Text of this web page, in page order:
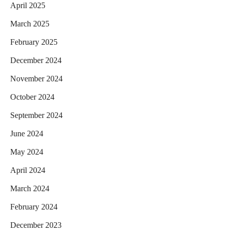
April 2025
March 2025
February 2025
December 2024
November 2024
October 2024
September 2024
June 2024
May 2024
April 2024
March 2024
February 2024
December 2023